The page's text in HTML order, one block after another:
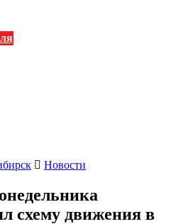
Новости
схему движения в